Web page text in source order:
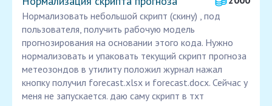
Нормализовать небольшой скрипт (скину) , под
пользователя, получить рабочую модель
прогнозирования на основании этого кода. Нужно
нормализовать и упаковать текущий скрипт прогноза
метеозондов в утилиту положил журнал нажал
кнопку получил forecast.xlsx и forecast.docx. Сейчас у
меня не запускается. даю саму скрипт в тхт